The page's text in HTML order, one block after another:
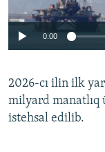
Auto
0:00
2026-cı ilin ilk
milyard manatlıq
istehsal edilib.